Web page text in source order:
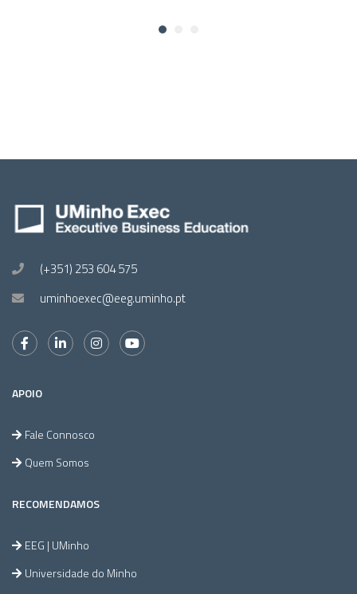
(+351) 253 604 575
uminhoexec@eeg.uminho.pt
APOIO
Fale Connosco
Quem Somos
RECOMENDAMOS
EEG | UMinho
Universidade do Minho